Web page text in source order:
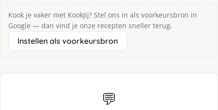
Kook je vaker met KookJij? Stel ons in als voorkeursbron in
Google — dan vind je onze recepten sneller terug.
Instellen als voorkeursbron
💬